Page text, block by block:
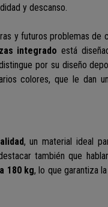
y descanso.
y futuros problemas de
integradoestá
por su diseño
colores, que le dan
, un material ideal
también que
180 kg, lo que garantiza